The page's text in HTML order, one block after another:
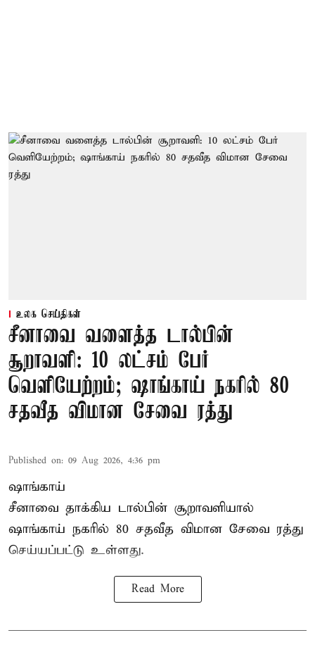
உலக செய்திகள்
சீனாவை வளைத்த டால்பின்
சூறாவளி: 10 லட்சம் பேர்
வெளியேற்றம்; ஷாங்காய் நகரில் 80
சதவீத விமான சேவை ரத்து
Published on: 09 Aug 2026, 4:36 pm
ஷாங்காய்
சீனாவை தாக்கிய டால்பின் சூறாவளியால்
ஷாங்காய் நகரில் 80 சதவீத விமான சேவை ரத்து
செய்யப்பட்டு உள்ளது.
Read More